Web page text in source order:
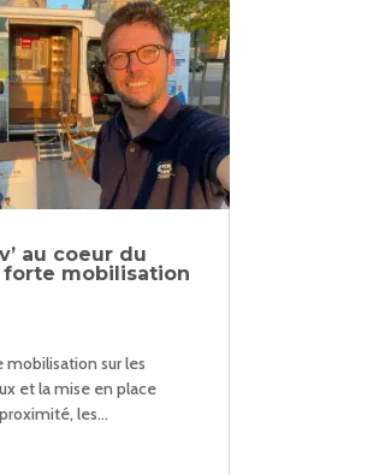
au coeur du
forte mobilisation
mobilisation sur les
et la mise en place
les...